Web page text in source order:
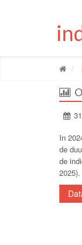
In
de
de
2025).